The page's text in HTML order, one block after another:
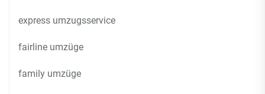
express umzugsservice
fairline umzüge
family umzüge